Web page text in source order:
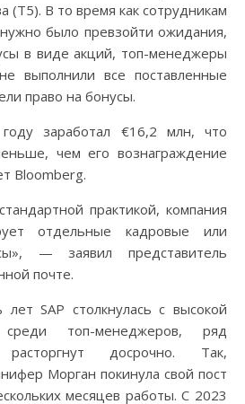
(Т5). В то время как сотрудникам
было превзойти ожидания,
в виде акций, топ-менеджеры
выполнили все поставленные
право на бонусы.
заработал €16,2 млн, что
чем его вознаграждение
Bloomberg.
практикой, компания
отдельные кадровые или
— заявил представитель
почте.
SAP столкнулась с высокой
топ-менеджеров, ряд
досрочно. Так,
Морган покинула свой пост
месяцев работы. С 2023